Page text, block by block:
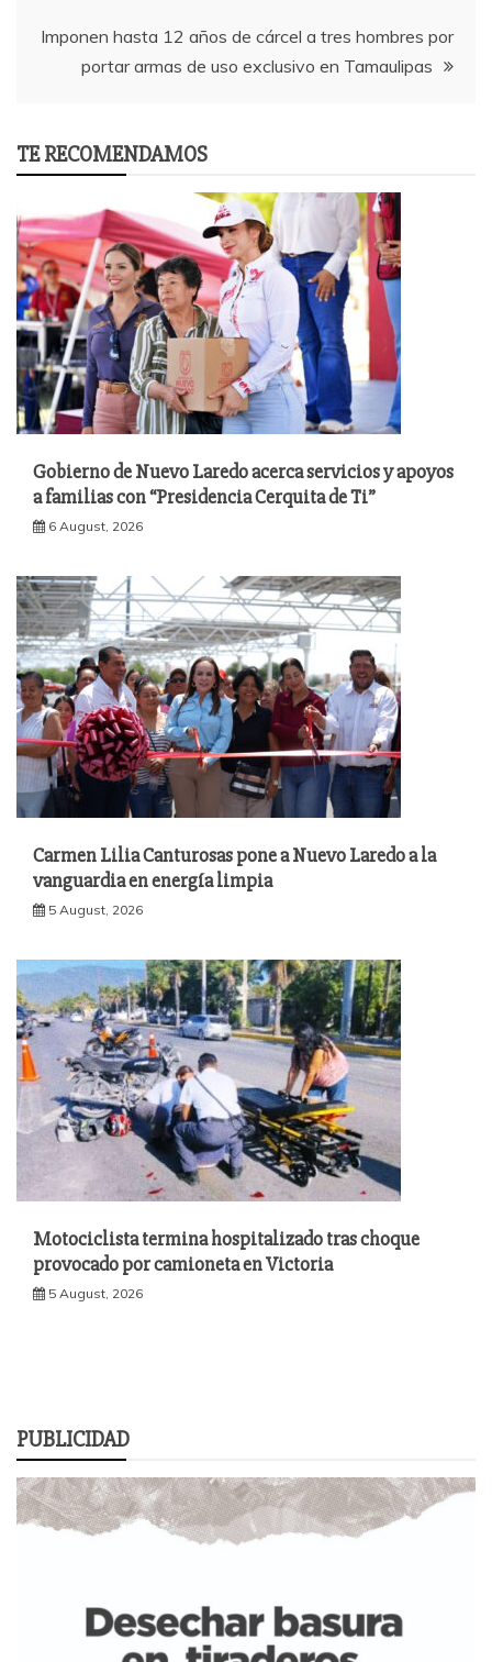
Imponen hasta 12 años de cárcel a tres hombres por
portar armas de uso exclusivo en Tamaulipas
TE RECOMENDAMOS
Gobierno de Nuevo Laredo acerca servicios y apoyos
a familias con “Presidencia Cerquita de Ti”
6 August, 2026
Carmen Lilia Canturosas pone a Nuevo Laredo a la
vanguardia en energía limpia
5 August, 2026
Motociclista termina hospitalizado tras choque
provocado por camioneta en Victoria
5 August, 2026
PUBLICIDAD